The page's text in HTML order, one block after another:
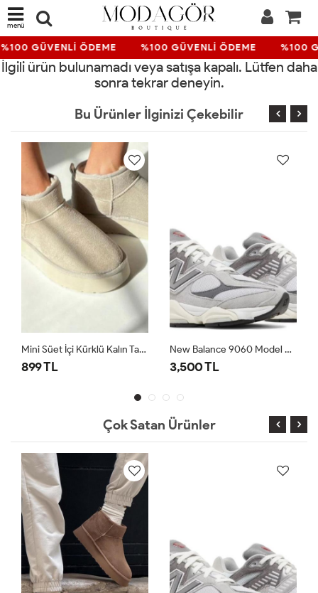
menü
%100 GÜVENLİ ÖDEME %100 GÜVENLİ ÖDEME %100
İlgili ürün bulunamadı veya satışa kapalı. Lütfen daha
sonra tekrar deneyin.
Bu Ürünler İlginizi Çekebilir
Mini Süet İçi Kürklü Kalın Taban Kadın Ugg Bot Bej
899 TL
New Balance 9060 Model Spor Ayakkabı Gri
3,500 TL
Çok Satan Ürünler